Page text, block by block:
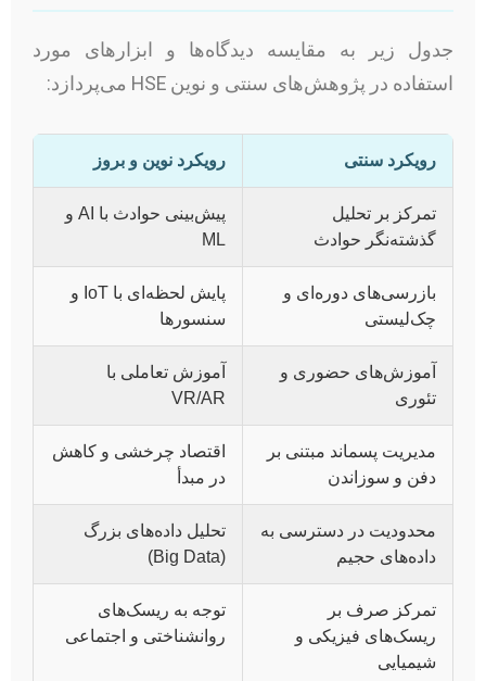
جدول زیر به مقایسه دیدگاه‌ها و ابزارهای مورد
استفاده در پژوهش‌های سنتی و نوین HSE می‌پردازد:
رویکرد سنتی رویکرد نوین و بروز
تمرکز بر تحلیل
گذشته‌نگر حوادث
پیش‌بینی حوادث با AI و
ML
بازرسی‌های دوره‌ای و
چک‌لیستی
پایش لحظه‌ای با IoT و
سنسورها
آموزش‌های حضوری و
تئوری
آموزش تعاملی با
VR/AR
مدیریت پسماند مبتنی بر
دفن و سوزاندن
اقتصاد چرخشی و کاهش
در مبدأ
محدودیت در دسترسی به
داده‌های حجیم
تحلیل داده‌های بزرگ
(Big Data)
تمرکز صرف بر
ریسک‌های فیزیکی و
شیمیایی
توجه به ریسک‌های
روانشناختی و اجتماعی